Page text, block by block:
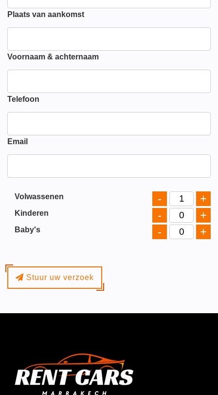
Plaats van aankomst
Voornaam & achternaam
Telefoon
Email
Volwassenen - +
Kinderen - +
Baby's - +
Stuur uw verzoek